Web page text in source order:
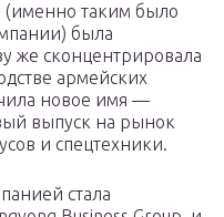
(именно таким было
была
же сконцентрировала
армейских
новое имя —
выпуск на рынок
и спецтехники.
стала